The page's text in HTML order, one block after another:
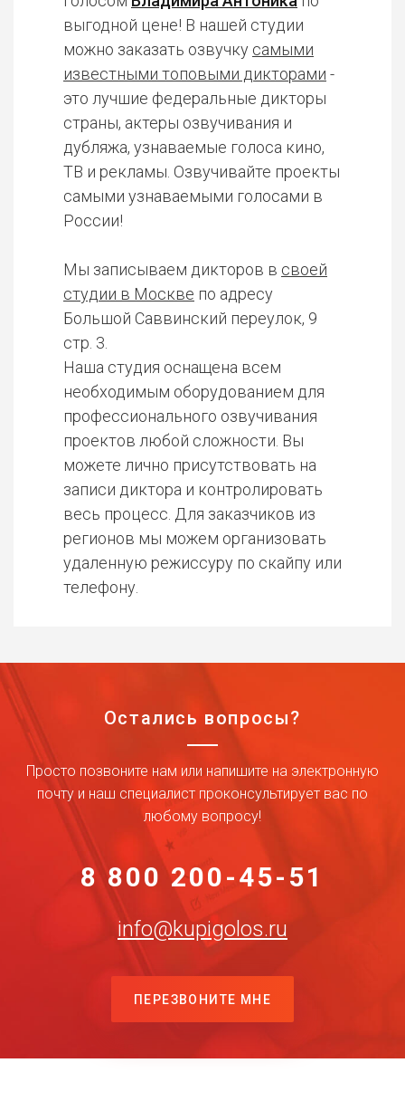
выгодной цене! В нашей студии
можно заказать озвучку самыми
известными топовыми дикторами -
это лучшие федеральные дикторы
страны, актеры озвучивания и
дубляжа, узнаваемые голоса кино,
ТВ и рекламы. Озвучивайте проекты
самыми узнаваемыми голосами в
России!
Мы записываем дикторов в своей
студии в Москве по адресу
Большой Саввинский переулок, 9
стр. 3.
Наша студия оснащена всем
необходимым оборудованием для
профессионального озвучивания
проектов любой сложности. Вы
можете лично присутствовать на
записи диктора и контролировать
весь процесс. Для заказчиков из
регионов мы можем организовать
удаленную режиссуру по скайпу или
телефону.
Остались вопросы?
Просто позвоните нам или напишите на электронную
почту и наш специалист проконсультирует вас по
любому вопросу!
8 800 200-45-51
info@kupigolos.ru
ПЕРЕЗВОНИТЕ МНЕ